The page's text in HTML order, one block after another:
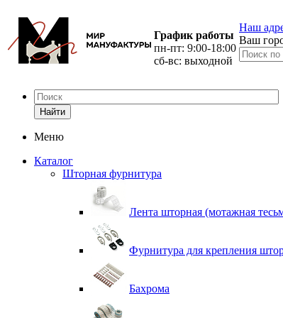
График работы
пн-пт: 9:00-18:00
сб-вс: выходной
Наш
Ваш
Найти
Меню
Каталог
Шторная фурнитура
Лента шторная (мотажная
Фурнитура для крепления
Бахрома